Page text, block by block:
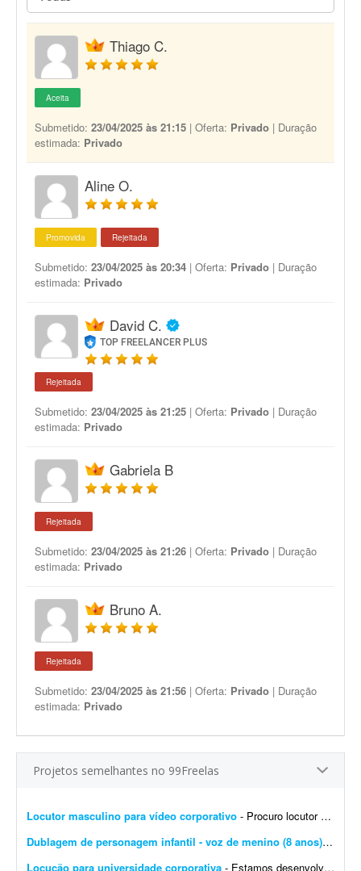
Thiago C.
Aceita
Submetido: 23/04/2025 às 21:15 | Oferta: Privado | Duração
estimada: Privado
Aline O.
Promovida Rejeitada
Submetido: 23/04/2025 às 20:34 | Oferta: Privado | Duração
estimada: Privado
David C.
TOP FREELANCER PLUS
Rejeitada
Submetido: 23/04/2025 às 21:25 | Oferta: Privado | Duração
estimada: Privado
Gabriela B
Rejeitada
Submetido: 23/04/2025 às 21:26 | Oferta: Privado | Duração
estimada: Privado
Bruno A.
Rejeitada
Submetido: 23/04/2025 às 21:56 | Oferta: Privado | Duração
estimada: Privado
Projetos semelhantes no 99Freelas
Locutor masculino para vídeo corporativo - Procuro locutor profissional com voz masculina, madura, segura e natural para a locução de um vídeo corporativo de aproximadamente 7 a 10 minutos. O roteiro será fornec...
Dublagem de personagem infantil - voz de menino (8 anos)
- Olá,
Locução para universidade corporativa - Estamos desenvolvendo a Universidade Corporativa da Jovem Valor, uma plataforma de capacitação interna criada para padronizar o conhecimento, fortalecer a cultura organizacional e gar...